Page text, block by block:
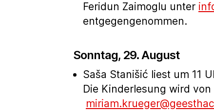
Feridun Zaimoglu unter
entgegengenommen.
Sonntag, 29. August
Saša Stanišić liest um 11
Die Kinderlesung wird